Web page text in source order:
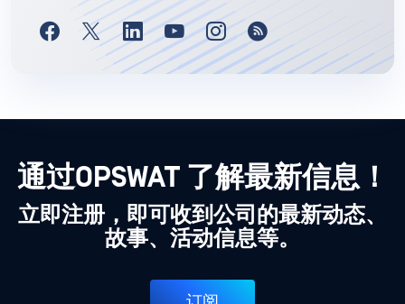
通过OPSWAT 了解最新信息！
立即注册，即可收到公司的最新动态、
故事、活动信息等。